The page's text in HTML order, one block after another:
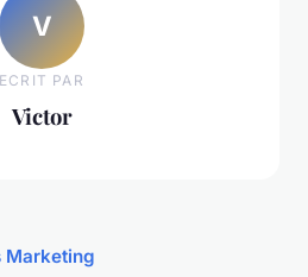
V
ECRIT PAR
Victor
Marketing